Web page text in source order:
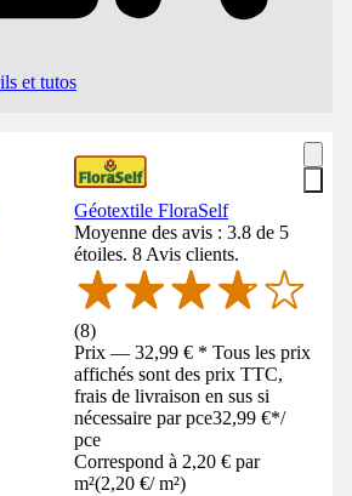
et tutos
Géotextile FloraSelf
Moyenne des avis : 3.8 de 5
étoiles. 8 Avis clients.
(8)
Prix — 32,99 € * Tous les prix
affichés sont des prix TTC,
frais de livraison en sus si
nécessaire par pce32,99 €*/
pce
Correspond à 2,20 € par
m²(2,20 €/ m²)